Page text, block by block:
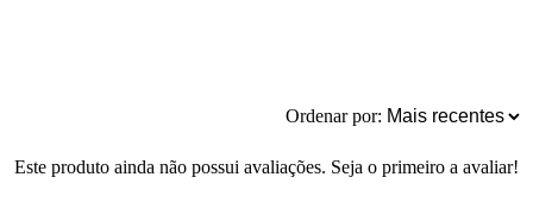
Ordenar por:
Este produto ainda não possui avaliações. Seja o primeiro a avaliar!